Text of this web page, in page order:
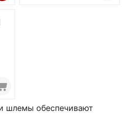
шлемы обеспечивают